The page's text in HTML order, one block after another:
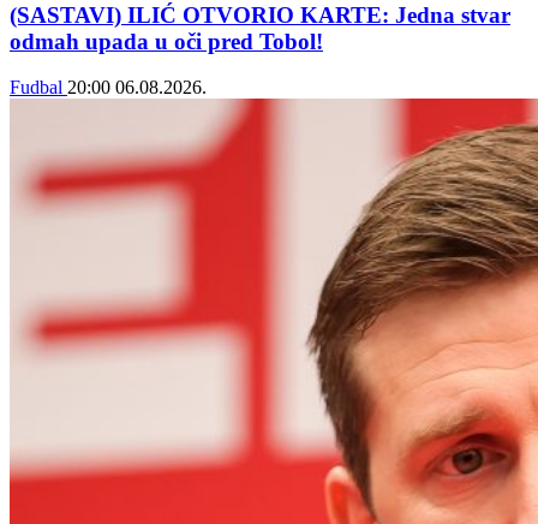
(SASTAVI) ILIĆ OTVORIO KARTE: Jedna stvar
odmah upada u oči pred Tobol!
Fudbal 20:00 06.08.2026.